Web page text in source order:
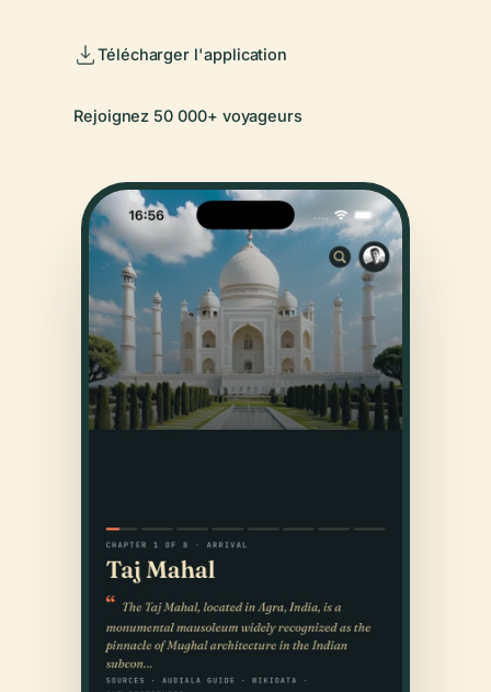
Télécharger l'application
Rejoignez 50 000+ voyageurs